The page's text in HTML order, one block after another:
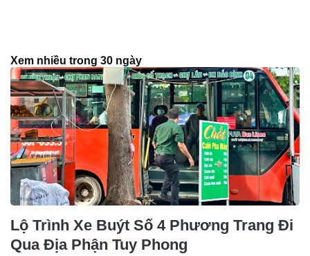
Xem nhiều trong 30 ngày
Lộ Trình Xe Buýt Số 4 Phương Trang Đi
Qua Địa Phận Tuy Phong